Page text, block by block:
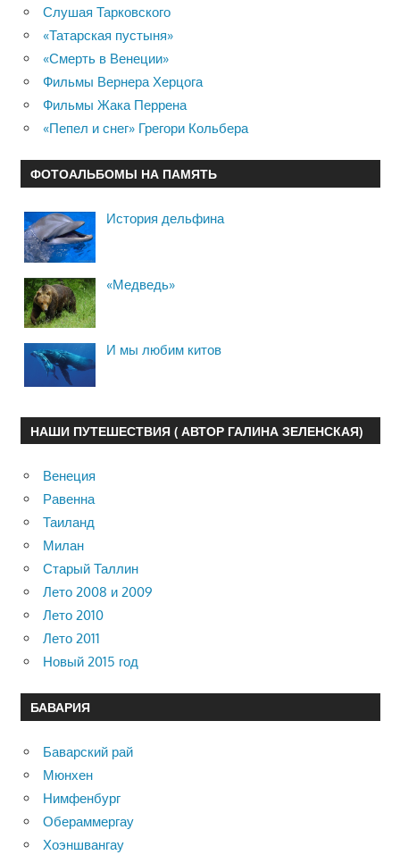
Слушая Тарковского
«Татарская пустыня»
«Смерть в Венеции»
Фильмы Вернера Херцога
Фильмы Жака Перрена
«Пепел и снег» Грегори Кольбера
ФОТОАЛЬБОМЫ НА ПАМЯТЬ
История дельфина
«Медведь»
И мы любим китов
НАШИ ПУТЕШЕСТВИЯ ( АВТОР ГАЛИНА ЗЕЛЕНСКАЯ)
Венеция
Равенна
Таиланд
Милан
Старый Таллин
Лето 2008 и 2009
Лето 2010
Лето 2011
Новый 2015 год
БАВАРИЯ
Баварский рай
Мюнхен
Нимфенбург
Обераммергау
Хоэншвангау